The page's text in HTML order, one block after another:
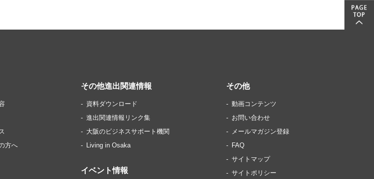
方へ
その他進出関連情報
資料ダウンロード
進出関連情報リンク集
大阪のビジネスサポート機関
Living in Osaka
イベント情報
その他
動画コンテンツ
お問い合わせ
メールマガジン登録
FAQ
サイトマップ
サイトポリシー